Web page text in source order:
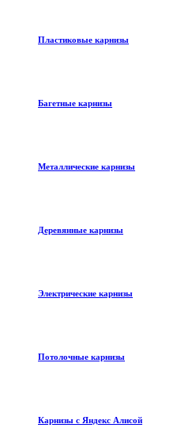
Пластиковые карнизы
Багетные карнизы
Металлические карнизы
Деревянные карнизы
Электрические карнизы
Потолочные карнизы
Карнизы с Яндекс Алисой